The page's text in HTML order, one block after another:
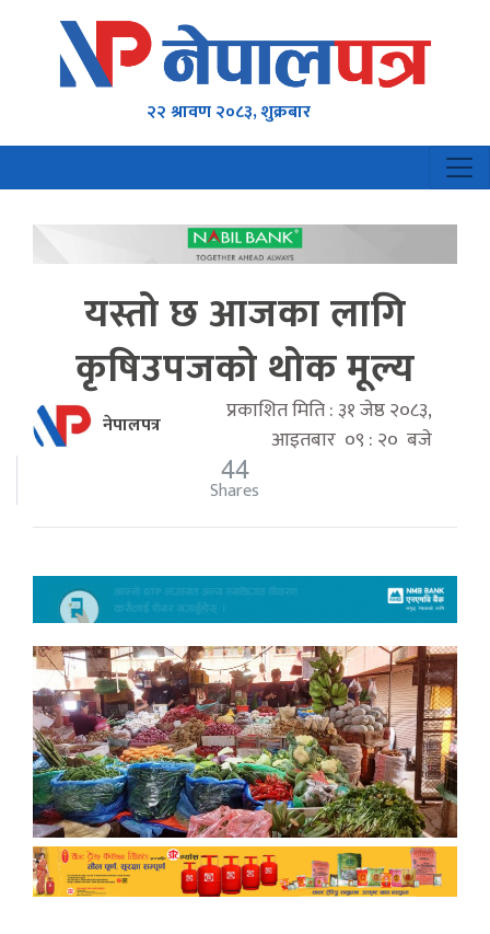
२२ श्रावण २०८३, शुक्रबार
यस्तो छ आजका लागि
कृषिउपजको थोक मूल्य
नेपालपत्र
प्रकाशित मिति : ३१ जेष्ठ २०८३,
आइतबार ०९ : २० बजे
44
Shares